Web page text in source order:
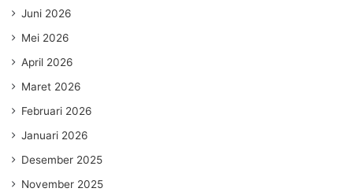
Juni 2026
Mei 2026
April 2026
Maret 2026
Februari 2026
Januari 2026
Desember 2025
November 2025